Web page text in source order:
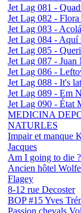
Jet Lag 081 -
Jet Lag 082 - Flora
Jet Lag 083 - Acolá
Jet Lag 084 - Aquí
Jet Lag 085 -
Jet Lag 087 - Juan
Jet Lag 086 -
Jet Lag 088 - It's
Jet Lag 089 - Em
Jet Lag 090 - État
MEDICINA
NATURLES
Impair et manque
Jacques
Am I going to die ?
Ancien hôtel
Flagey
8-12 rue Decoster
BOP #15 Yves
Passion chevals